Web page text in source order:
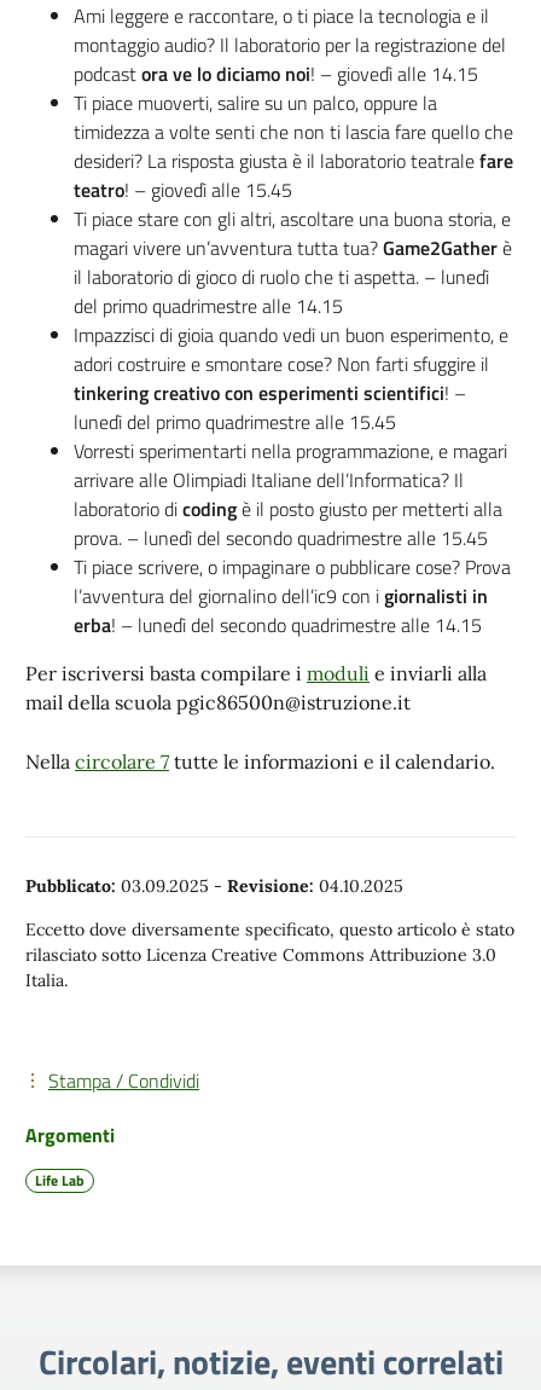
Ami leggere e raccontare, o ti piace la tecnologia e il
montaggio audio? Il laboratorio per la registrazione del
podcastora ve lo diciamo noi! – giovedì alle 14.15
Ti piace muoverti, salire su un palco, oppure la
timidezza a volte senti che non ti lascia fare quello che
desideri? La risposta giusta è il laboratorio teatralefare
teatro! – giovedì alle 15.45
Ti piace stare con gli altri, ascoltare una buona storia, e
magari vivere un’avventura tutta tua?Game2Gatherè
il laboratorio di gioco di ruolo che ti aspetta. – lunedì
del primo quadrimestre alle 14.15
Impazzisci di gioia quando vedi un buon esperimento, e
adori costruire e smontare cose? Non farti sfuggire il
tinkering creativo con esperimenti scientifici! –
lunedì del primo quadrimestre alle 15.45
Vorresti sperimentarti nella programmazione, e magari
arrivare alle Olimpiadi Italiane dell’Informatica? Il
laboratorio dicodingè il posto giusto per metterti alla
prova. – lunedì del secondo quadrimestre alle 15.45
Ti piace scrivere, o impaginare o pubblicare cose? Prova
l’avventura del giornalino dell’ic9 con igiornalisti in
erba! – lunedì del secondo quadrimestre alle 14.15
Per iscriversi basta compilare i moduli e inviarli alla
mail della scuola pgic86500n@istruzione.it
Nella circolare 7 tutte le informazioni e il calendario.
Pubblicato: 03.09.2025 - Revisione: 04.10.2025
Eccetto dove diversamente specificato, questo articolo è stato
rilasciato sotto Licenza Creative Commons Attribuzione 3.0
Italia.
Stampa / Condividi
Argomenti
Life Lab
Circolari, notizie, eventi correlati